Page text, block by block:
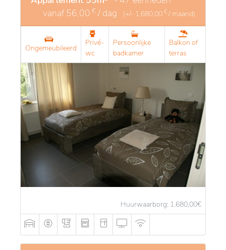
vanaf 56,00 € / dag (+/- 1.680,00 € / maand)
Ongemeubileerd
Privé-
wc
Persoonlijke
badkamer
Balkon of
terras
Huurwaarborg: 1.680,00€